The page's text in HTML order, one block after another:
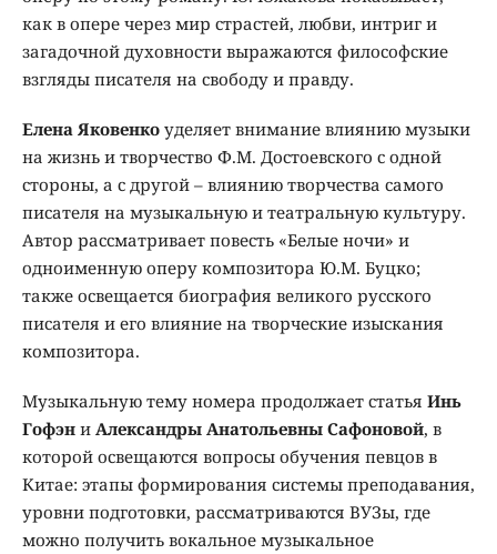
как в опере через мир страстей, любви, интриг и
загадочной духовности выражаются философские
взгляды писателя на свободу и правду.
Елена Яковенко уделяет внимание влиянию музыки
на жизнь и творчество Ф.М. Достоевского с одной
стороны, а с другой – влиянию творчества самого
писателя на музыкальную и театральную культуру.
Автор рассматривает повесть «Белые ночи» и
одноименную оперу композитора Ю.М. Буцко;
также освещается биография великого русского
писателя и его влияние на творческие изыскания
композитора.
Музыкальную тему номера продолжает статья Инь
Гофэн и Александры Анатольевны Сафоновой, в
которой освещаются вопросы обучения певцов в
Китае: этапы формирования системы преподавания,
уровни подготовки, рассматриваются ВУЗы, где
можно получить вокальное музыкальное